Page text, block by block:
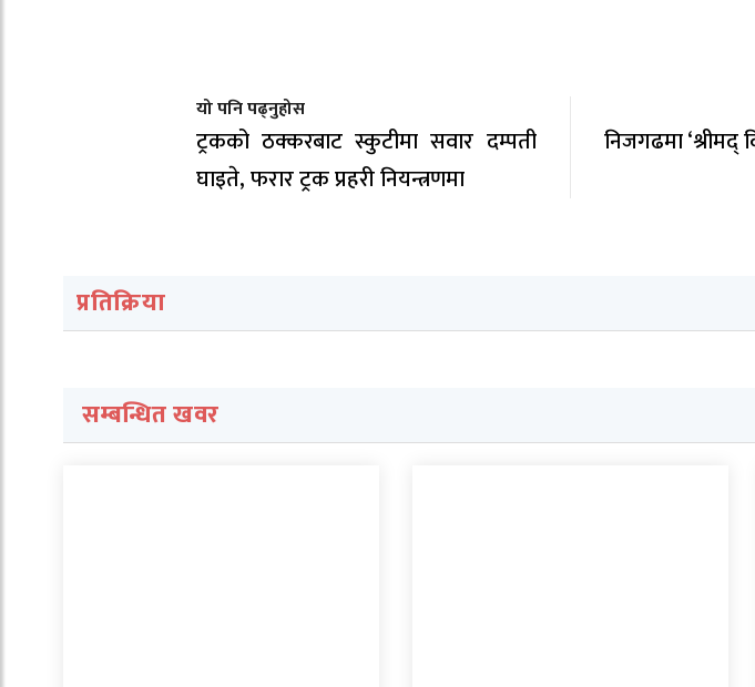
यो पनि पढ्नुहोस
ट्रकको ठक्करबाट स्कुटीमा सवार दम्पती
घाइते, फरार ट्रक प्रहरी नियन्त्रणमा
निजगढमा ‘श्रीमद्
प्रतिक्रिया
सम्बन्धित खवर